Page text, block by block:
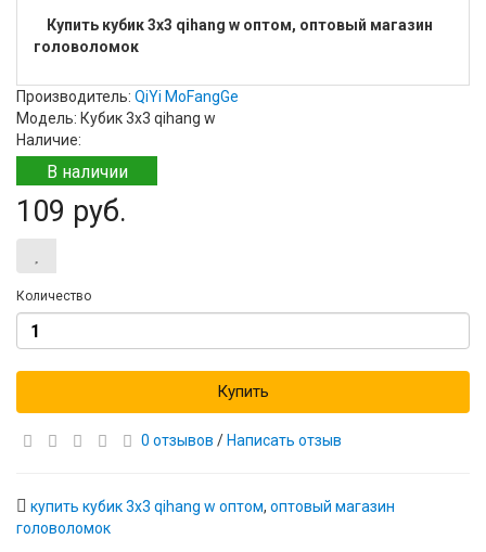
Купить кубик 3х3 qihang w оптом, оптовый магазин
головоломок
Производитель: QiYi MoFangGe
Модель: Кубик 3х3 qihang w
Наличие:
В наличии
109 руб.
Количество
Купить
0 отзывов / Написать отзыв
купить кубик 3х3 qihang w оптом, оптовый магазин
головоломок